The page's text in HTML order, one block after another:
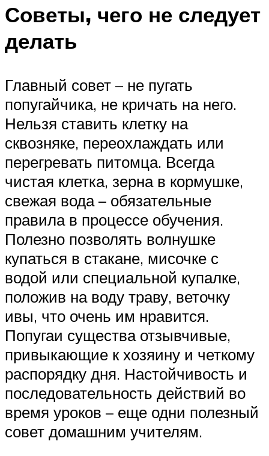
Советы, чего не следует
делать
Главный совет – не пугать
попугайчика, не кричать на него.
Нельзя ставить клетку на
сквозняке, переохлаждать или
перегревать питомца. Всегда
чистая клетка, зерна в кормушке,
свежая вода – обязательные
правила в процессе обучения.
Полезно позволять волнушке
купаться в стакане, мисочке с
водой или специальной купалке,
положив на воду траву, веточку
ивы, что очень им нравится.
Попугаи существа отзывчивые,
привыкающие к хозяину и четкому
распорядку дня. Настойчивость и
последовательность действий во
время уроков – еще одни полезный
совет домашним учителям.